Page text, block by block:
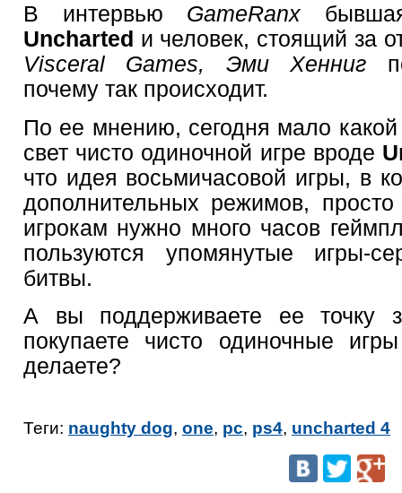
В интервью GameRanx
Uncharted и человек, стоящий за
Visceral Games, Эми Хенниг
почему так происходит.
По ее мнению, сегодня мало какой
свет чисто одиночной игре вроде
что идея восьмичасовой игры, в
дополнительных режимов,
игрокам нужно много часов
пользуются упомянутые игры-
битвы.
А вы поддерживаете ее точку
покупаете чисто одиночные
делаете?
Теги: naughty dog, one, pc, ps4, uncharted 4